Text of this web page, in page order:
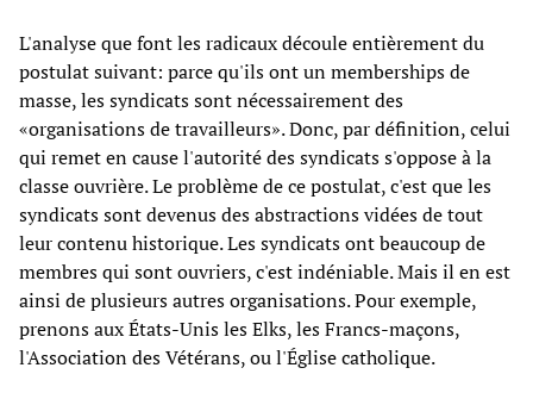
L'analyse que font les radicaux découle entièrement du
postulat suivant: parce qu'ils ont un memberships de
masse, les syndicats sont nécessairement des
«organisations de travailleurs». Donc, par définition, celui
qui remet en cause l'autorité des syndicats s'oppose à la
classe ouvrière. Le problème de ce postulat, c'est que les
syndicats sont devenus des abstractions vidées de tout
leur contenu historique. Les syndicats ont beaucoup de
membres qui sont ouvriers, c'est indéniable. Mais il en est
ainsi de plusieurs autres organisations. Pour exemple,
prenons aux États-Unis les Elks, les Francs-maçons,
l'Association des Vétérans, ou l'Église catholique.